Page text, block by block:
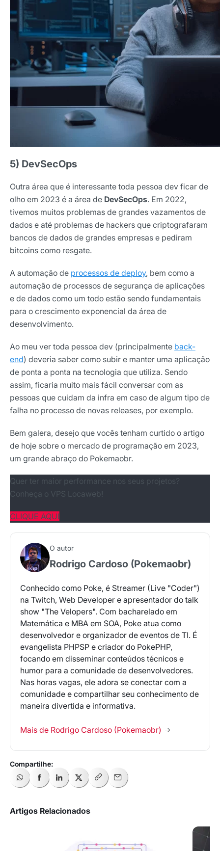
5) DevSecOps
Outra área que é interessante toda pessoa dev ficar de
olho em 2023 é a área de DevSecOps. Em 2022,
tivemos muitos problemas de grandes vazamentos de
dados e até problemas de hackers que criptografaram
bancos de dados de grandes empresas e pediram
bitcoins como resgate.
A automação de processos de deploy, bem como a
automação de processos de segurança de aplicações
e de dados como um todo estão sendo fundamentais
para o crescimento exponencial da área de
desenvolvimento.
Ao meu ver toda pessoa dev (principalmente back-
end) deveria saber como subir e manter uma aplicação
de ponta a ponta na tecnologia que utiliza. Sendo
assim, ficaria muito mais fácil conversar com as
pessoas que cuidam da infra em caso de algum tipo de
falha no processo de novas releases, por exemplo.
Bem galera, desejo que vocês tenham curtido o artigo
de hoje sobre o mercado de programação em 2023,
um grande abraço do Pokemaobr.
Quer ter maior performance nos seus projetos?
Conheça o VPS Locaweb!
CLIQUE AQUI
O autor
Rodrigo Cardoso (Pokemaobr)
Conhecido como Poke, é Streamer (Live "Coder")
na Twitch, Web Developer e apresentador do talk
show "The Velopers". Com bacharelado em
Matemática e MBA em SOA, Poke atua como
desenvolvedor e organizador de eventos de TI. É
evangelista PHPSP e criador do PokePHP,
focando em disseminar conteúdos técnicos e
humor para a comunidade de desenvolvedores.
Nas horas vagas, ele adora se conectar com a
comunidade e compartilhar seu conhecimento de
maneira divertida e informativa.
Mais de Rodrigo Cardoso (Pokemaobr)
Artigos Relacionados
Receba os melhores insights da Locaweb
Tendências e materiais exclusivos do mercado
digital que valem a leitura.
Selecione sua área de atuação
*Ao assinar nossa newsletter, você concorda em receber
nossas comunicações e está de acordo com as nossas
Políticas de Privacidade
Assinar newsletter